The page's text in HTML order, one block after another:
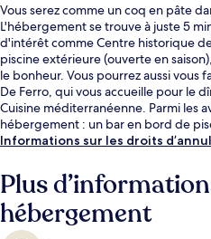
Vous serez comme un coq en pâte
L'hébergement se trouve à juste 5
d'intérêt comme Centre historique
piscine extérieure (ouverte en
le bonheur. Vous pourrez aussi vous
De Ferro, qui vous accueille pour le
Cuisine méditerranéenne. Parmi les
hébergement : un bar en bord de
snack-bar/une épicerie fine. Le
Quelques minutes de marche
transports publics : Station de métro
quelques foulées et Arrêt Ribeira se
Informations sur les droits
Plus
hébergement